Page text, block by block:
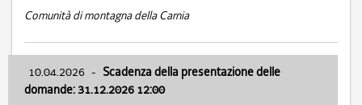
Comunità di montagna della Carnia
10.04.2026 - Scadenza della presentazione delle
domande: 31.12.2026 12:00